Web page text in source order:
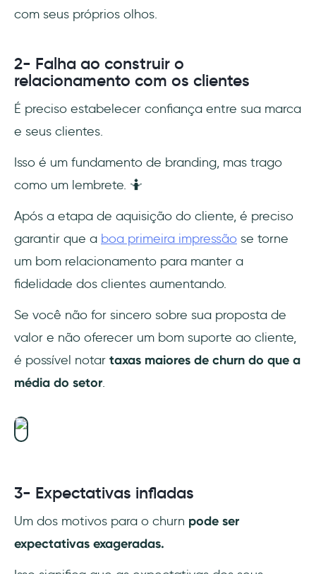
com seus próprios olhos.
2- Falha ao construir o
relacionamento com os clientes
É preciso estabelecer confiança entre sua marca
e seus clientes.
Isso é um fundamento de branding, mas trago
como um lembrete. 🤷
Após a etapa de aquisição do cliente, é preciso
garantir que a boa primeira impressão se torne
um bom relacionamento para manter a
fidelidade dos clientes aumentando.
Se você não for sincero sobre sua proposta de
valor e não oferecer um bom suporte ao cliente,
é possível notar taxas maiores de churn do que a
média do setor.
3- Expectativas infladas
Um dos motivos para o churn pode ser
expectativas exageradas.